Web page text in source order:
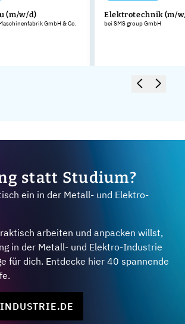
(m/w/d)
GmbH & Co.
Elektrotechnik (m/
bei SMS group GmbH
statt Studium?
ein in der Metall- und Elektro-
arbeiten und anpacken willst,
in der Metall- und Elektro-Industrie
für dich. Entdecke hier 40 spannende